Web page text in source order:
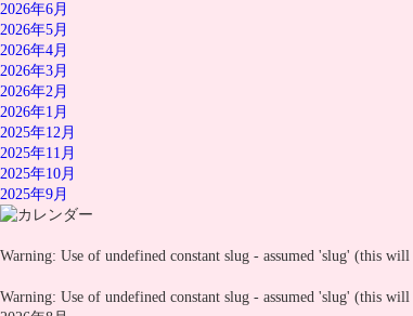
2026年6月
2026年5月
2026年4月
2026年3月
2026年2月
2026年1月
2025年12月
2025年11月
2025年10月
2025年9月
Warning: Use of undefined constant slug - assumed 'slug' (this
Warning: Use of undefined constant slug - assumed 'slug' (this